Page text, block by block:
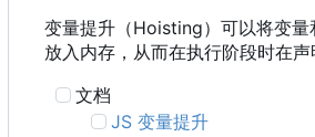
变量提升 （Hoisting） 可以将变量
放入内存 ， 从而在执行阶段时在声
文档
JS 变量提升